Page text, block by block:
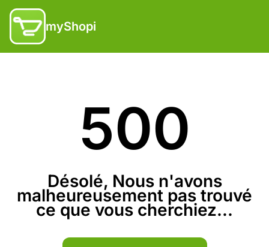
myShopi
500
Désolé, Nous n'avons
malheureusement pas trouvé
ce que vous cherchiez...